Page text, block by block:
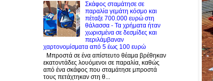
Σκάφος σταμάτησε σε
παραλία γεμάτη κόσμο και
πέταξε 700.000 ευρώ στη
θάλασσα - Τα χρήματα ήταν
χωρισμένα σε δεσμίδες και
περιλάμβαναν
χαρτονομίσματα από 5 έως 100 ευρώ
Μπροστά σε ένα απίστευτο θέαμα βρέθηκαν
εκατοντάδες λουόμενοι σε παραλία, καθώς
από ένα σκάφος που σταμάτησε μπροστά
τους πετάχτηκαν στη θ...